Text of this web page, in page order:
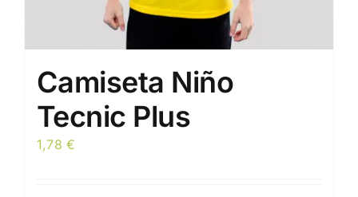
Camiseta Niño
Tecnic Plus
1,78€